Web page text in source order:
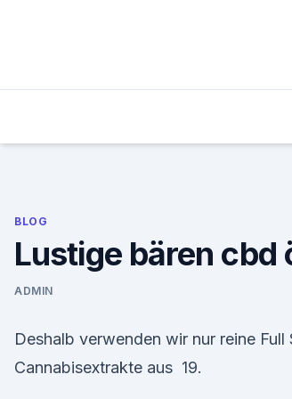
BLOG
Lustige bären cbd
ADMIN
Deshalb verwenden wir nur reine Full
Cannabisextrakte aus 19.